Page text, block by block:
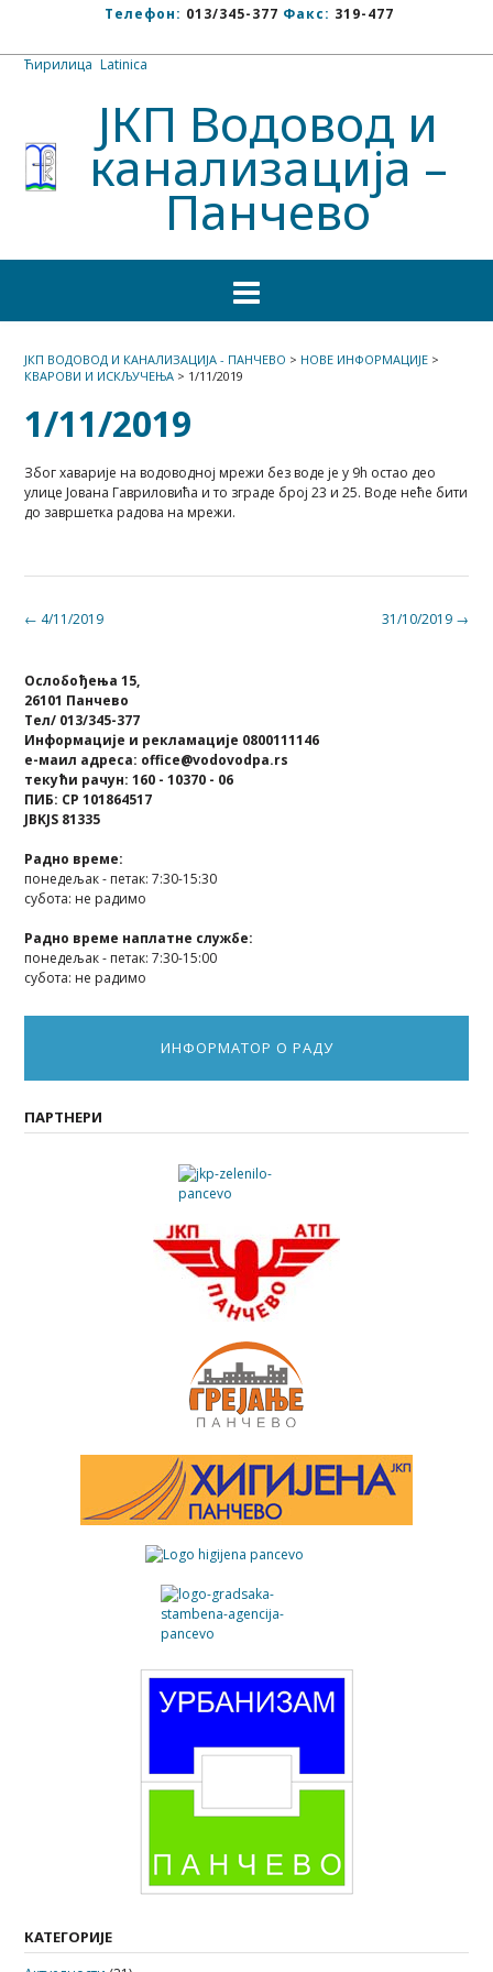
Телефон: 013/345-377 Факс: 319-477
Ћирилица Latinica
ЈКП Водовод и
канализација –
Панчево
ЈКП ВОДОВОД И КАНАЛИЗАЦИЈА - ПАНЧЕВО > НОВЕ ИНФОРМАЦИЈЕ >
КВАРОВИ И ИСКЉУЧЕЊА > 1/11/2019
1/11/2019
Због хаварије на водоводној мрежи без воде је у 9h остао део
улице Јована Гавриловића и то зграде број 23 и 25. Воде неће бити
до завршетка радова на мрежи.
Post 31/10/2019 →
← 4/11/2019
Ослобођења 15,
26101 Панчево
Тел/ 013/345-377
Информације и рекламације 0800111146
е-маил адреса: office@vodovodpa.rs
текући рачун: 160 - 10370 - 06
ПИБ: СР 101864517
JBKJS 81335
Радно време:
понедељак - петак: 7:30-15:30
субота: не радимо
Радно време наплатне службе:
понедељак - петак: 7:30-15:00
субота: не радимо
ИНФОРМАТОР О РАДУ
ПАРТНЕРИ
КАТЕГОРИЈЕ